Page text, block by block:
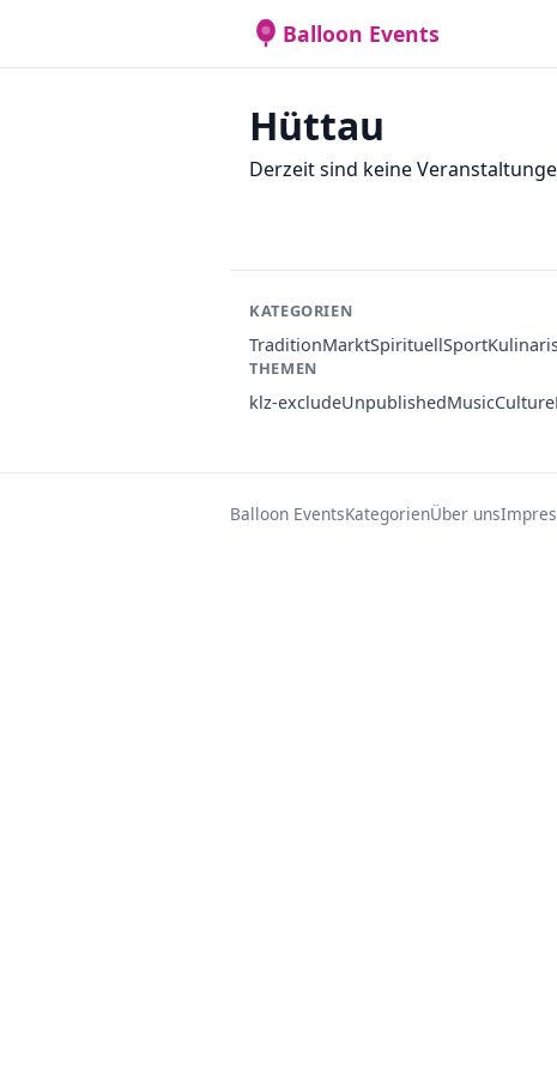
Balloon Events
Hüttau
Derzeit sind keine
KATEGORIEN
TraditionMarktSpirituellSport
THEMEN
klz-excludeUnpublishedMusicCulture
Balloon EventsKategorienÜber uns